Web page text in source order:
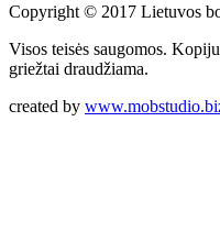
Copyright © 2017 Lietuvos
Visos teisės saugomos.
griežtai draudžiama.
created by